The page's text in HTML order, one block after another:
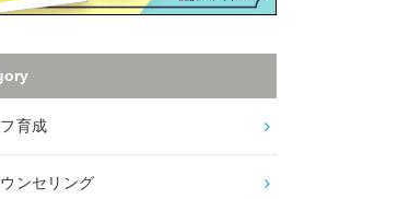
育成
ンセリング